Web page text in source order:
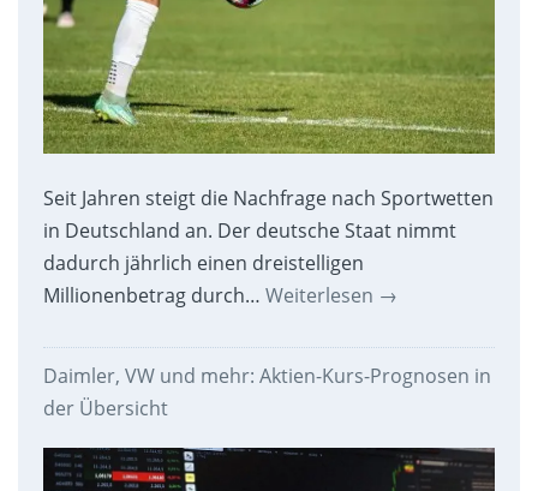
Seit Jahren steigt die Nachfrage nach Sportwetten
in Deutschland an. Der deutsche Staat nimmt
dadurch jährlich einen dreistelligen
Millionenbetrag durch… Weiterlesen →
Daimler, VW und mehr: Aktien-Kurs-Prognosen in
der Übersicht